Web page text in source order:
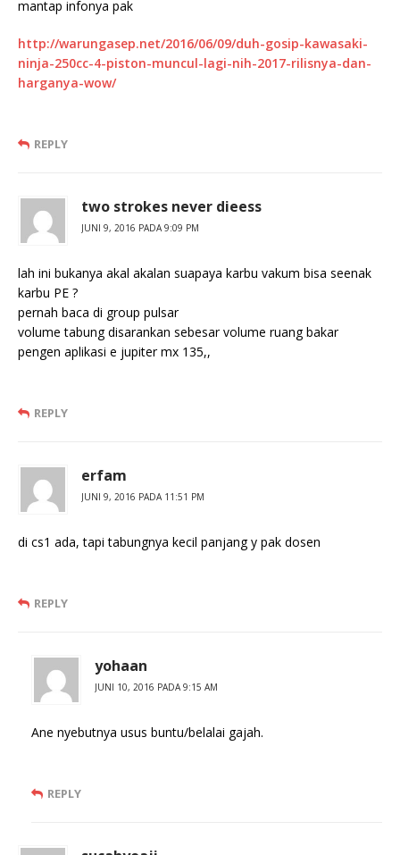
mantap infonya pak
http://warungasep.net/2016/06/09/duh-gosip-kawasaki-
ninja-250cc-4-piston-muncul-lagi-nih-2017-rilisnya-dan-
harganya-wow/
REPLY
two strokes never dieess
JUNI 9, 2016 PADA 9:09 PM
lah ini bukanya akal akalan suapaya karbu vakum bisa seenak
karbu PE ?
pernah baca di group pulsar
volume tabung disarankan sebesar volume ruang bakar
pengen aplikasi e jupiter mx 135,,
REPLY
erfam
JUNI 9, 2016 PADA 11:51 PM
di cs1 ada, tapi tabungnya kecil panjang y pak dosen
REPLY
yohaan
JUNI 10, 2016 PADA 9:15 AM
Ane nyebutnya usus buntu/belalai gajah.
REPLY